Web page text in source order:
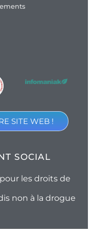
SITE WEB !
SOCIAL
les droits de
non à la drogue